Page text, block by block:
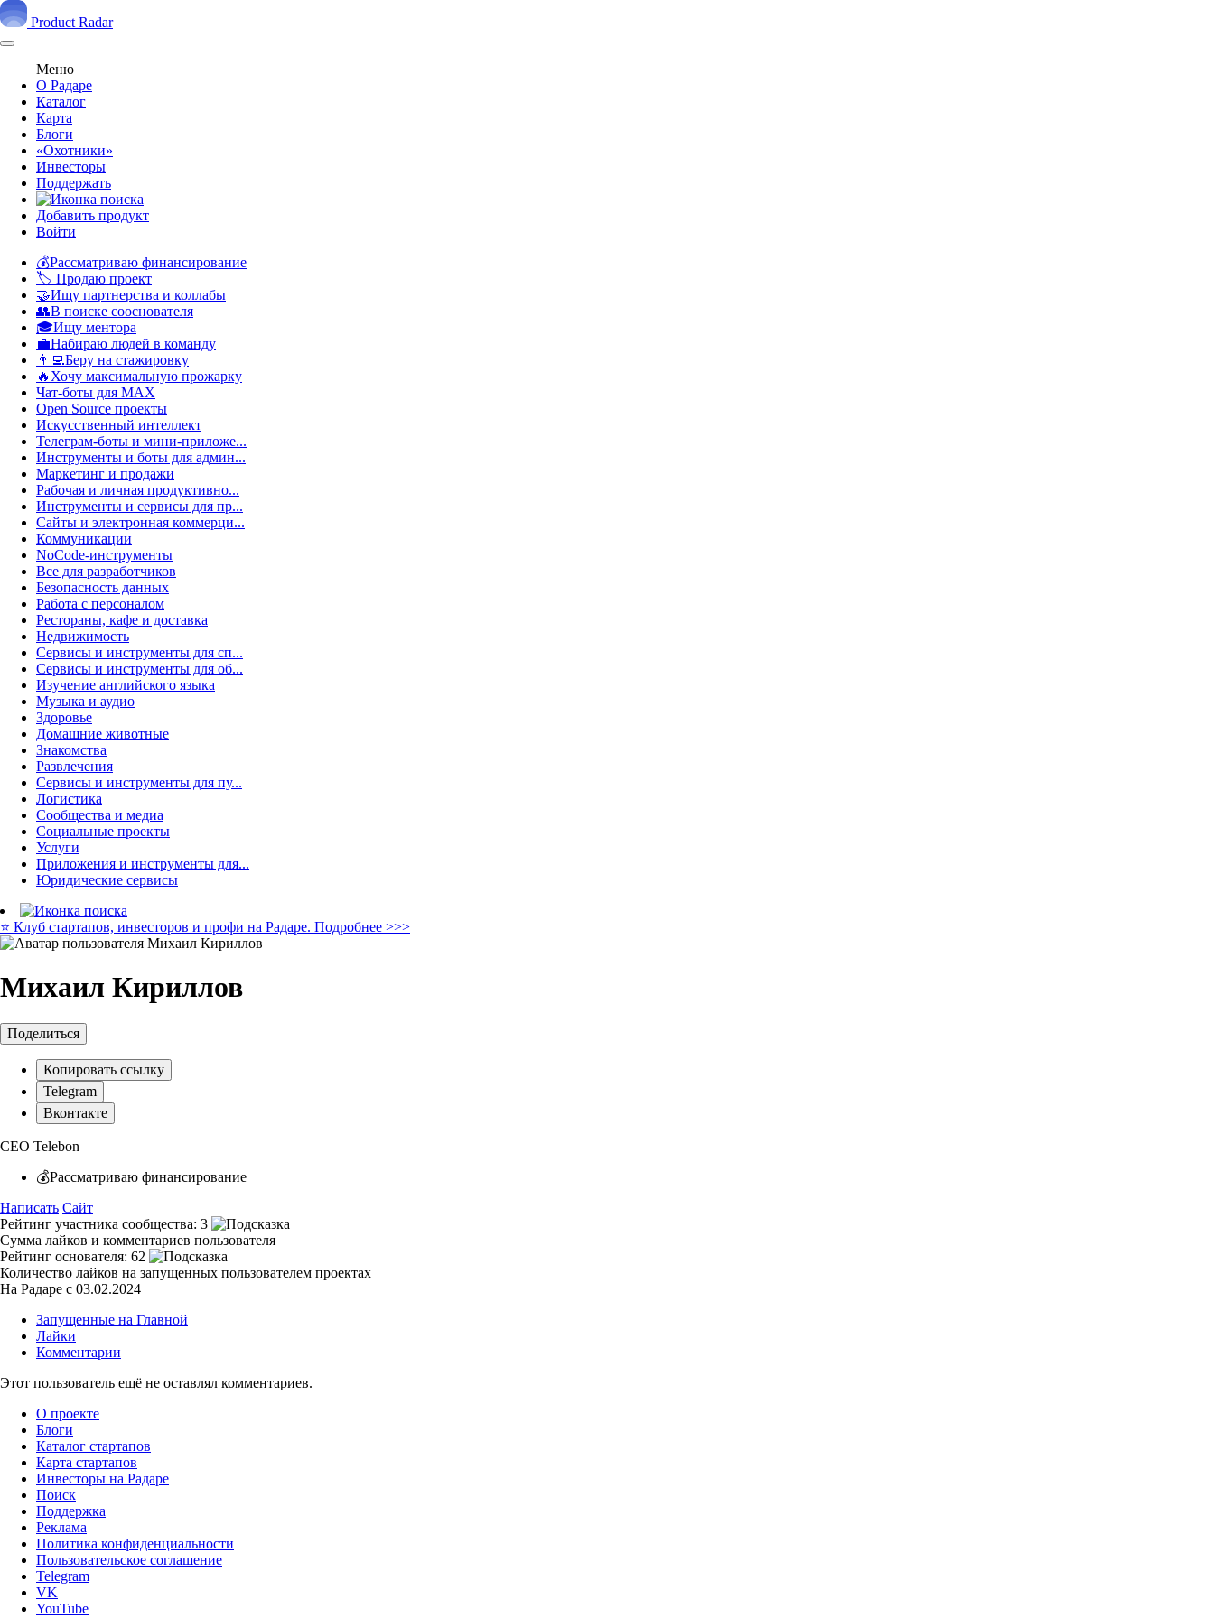
Product Radar
Меню
О Радаре
Каталог
Карта
Блоги
«Охотники»
Инвесторы
Поддержать
Добавить продукт
Войти
💰Рассматриваю финансирование
🏷️ Продаю проект
🤝Ищу партнерства и коллабы
👥В поиске сооснователя
🎓Ищу ментора
💼Набираю людей в команду
👨‍💻Беру на стажировку
🔥Хочу максимальную прожарку
Чат-боты для MAX
Open Source проекты
Искусственный интеллект
Телеграм-боты и мини-приложе...
Инструменты и боты для админ...
Маркетинг и продажи
Рабочая и личная продуктивно...
Инструменты и сервисы для пр...
Сайты и электронная коммерци...
Коммуникации
NoCode-инструменты
Все для разработчиков
Безопасность данных
Работа с персоналом
Рестораны, кафе и доставка
Недвижимость
Сервисы и инструменты для сп...
Сервисы и инструменты для об...
Изучение английского языка
Музыка и аудио
Здоровье
Домашние животные
Знакомства
Развлечения
Сервисы и инструменты для пу...
Логистика
Сообщества и медиа
Социальные проекты
Услуги
Приложения и инструменты для...
Юридические сервисы
⭐️ Клуб стартапов, инвесторов и профи на Радаре. Подробнее >>>
Михаил Кириллов
Поделиться
Копировать ссылку
Telegram
Вконтакте
CEO Telebon
💰Рассматриваю финансирование
Написать Сайт
Рейтинг участника сообщества: 3
Сумма лайков и комментариев пользователя
Рейтинг основателя: 62
Количество лайков на запущенных пользователем проектах
На Радаре с 03.02.2024
Запущенные на Главной
Лайки
Комментарии
Этот пользователь ещё не оставлял комментариев.
О проекте
Блоги
Каталог стартапов
Карта стартапов
Инвесторы на Радаре
Поиск
Поддержка
Реклама
Политика конфиденциальности
Пользовательское соглашение
Telegram
VK
YouTube